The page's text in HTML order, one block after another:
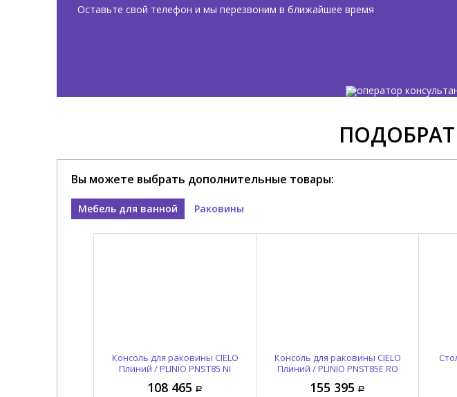
Оставьте свой телефон и мы перезвоним в ближайшее время
Вы можете выбрать дополнительные товары:
Мебель для ванной Раковины
Консоль для раковины CIELO
Плиний / PLINIO PNST85 NI
108 465
Консоль для раковины CIELO
Плиний / PLINIO PNST85E RO
155 395
Раковина накладная /
подвесная CIELO Плиний /
117 050